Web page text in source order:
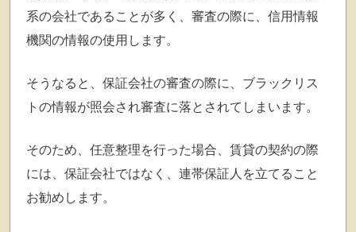
系の会社であることが多く、審査の際に、信用情報
機関の情報の使用します。
そうなると、保証会社の審査の際に、ブラックリス
トの情報が照会され審査に落とされてしまいます。
そのため、任意整理を行った場合、賃貸の契約の際
には、保証会社ではなく、連帯保証人を立てること
お勧めします。